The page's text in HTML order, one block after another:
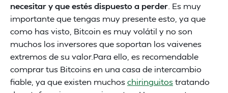
necesitar y que estés dispuesto a perder . Es muy
importante que tengas muy presente esto, ya que
como has visto, Bitcoin es muy volátil y no son
muchos los inversores que soportan los vaivenes
extremos de su valor.Para ello, es recomendable
comprar tus Bitcoins en una casa de intercambio
fiable, ya que existen muchoschiringuitostratando